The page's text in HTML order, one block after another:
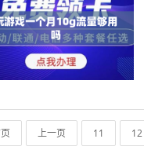
上一页 11 12